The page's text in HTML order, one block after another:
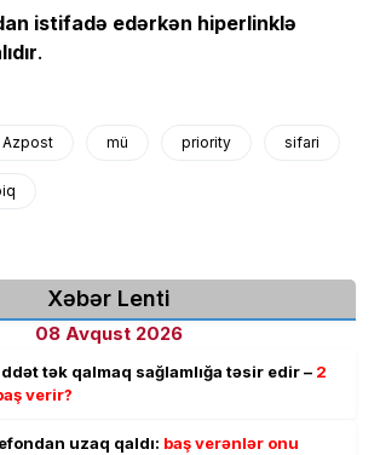
istifadə edərkən hiperlinklə
.
Azpost mü priority sifari
Xəbər Lenti
08 Avqust 2026
tək qalmaq sağlamlığa təsir edir – 2
verir?
uzaq qaldı: baş verənlər onu